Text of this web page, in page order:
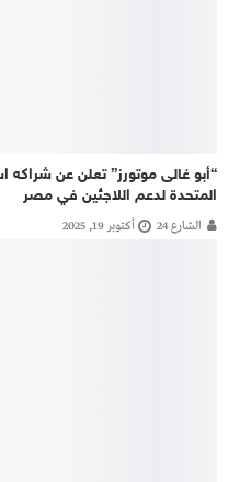
“أبو غالى موتورز” تعلن عن شراكه
المتحدة لدعم اللاجئين في مصر
الشارع 24 أكتوبر 19, 2025